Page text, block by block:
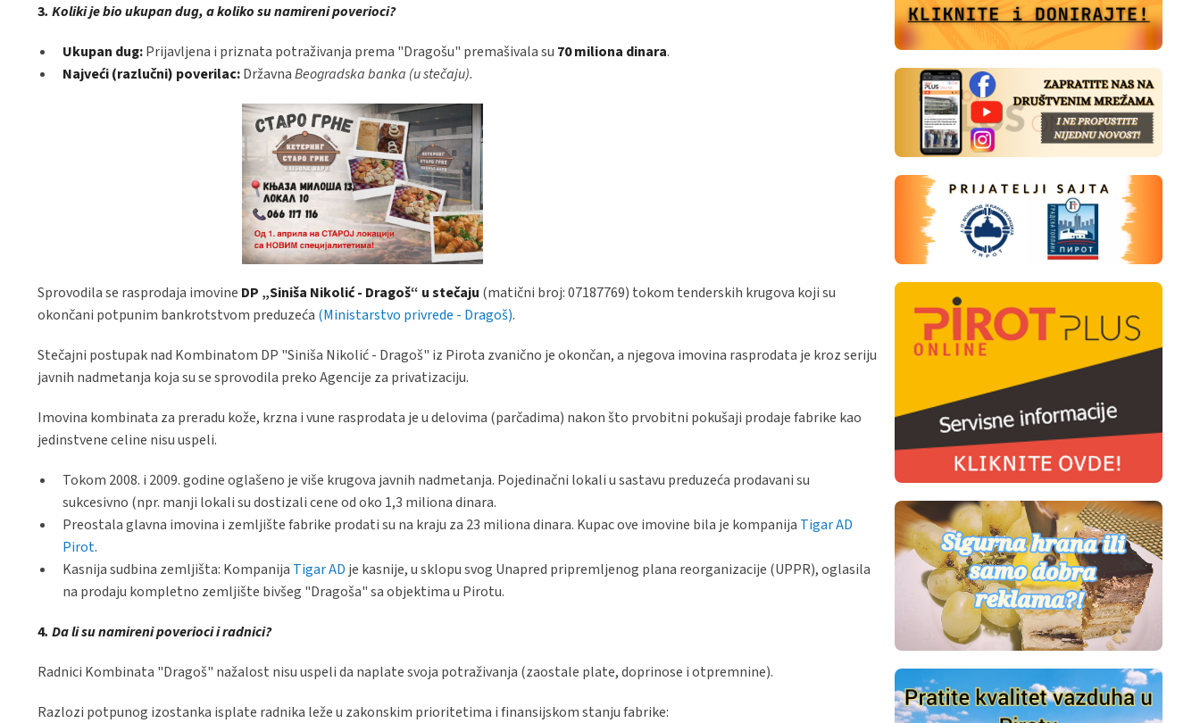
3. Koliki je bio ukupan dug, a koliko su namireni poverioci?
Ukupan dug:Prijavljena i priznata potraživanja prema "Dragošu" premašivala su 70 miliona dinara.
Najveći (razlučni) poverilac:DržavnaBeogradska banka (u stečaju).
Sprovodila se rasprodaja imovine DP „Siniša Nikolić - Dragoš“ u stečaju (matični broj: 07187769) tokom tenderskih krugova koji su
okončani potpunim bankrotstvom preduzeća (Ministarstvo privrede - Dragoš).
Stečajni postupak nad Kombinatom DP "Siniša Nikolić - Dragoš" iz Pirota zvanično je okončan, a njegova imovina rasprodata je kroz seriju
javnih nadmetanja koja su se sprovodila preko Agencije za privatizaciju.
Imovina kombinata za preradu kože, krzna i vune rasprodata je u delovima (parčadima) nakon što prvobitni pokušaji prodaje fabrike kao
jedinstvene celine nisu uspeli.
Tokom 2008. i 2009. godine oglašeno je više krugova javnih nadmetanja. Pojedinačni lokali u sastavu preduzeća prodavani su
sukcesivno (npr. manji lokali su dostizali cene od oko 1,3 miliona dinara.
Preostala glavna imovina i zemljište fabrike prodati su na kraju za 23 miliona dinara. Kupac ove imovine bila je kompanija Tigar AD
Pirot.
Kasnija sudbina zemljišta: Kompanija Tigar AD je kasnije, u sklopu svog Unapred pripremljenog plana reorganizacije (UPPR), oglasila
na prodaju kompletno zemljište bivšeg "Dragoša" sa objektima u Pirotu.
4. Da li su namireni poverioci i radnici?
Radnici Kombinata "Dragoš" nažalost nisu uspeli da naplate svoja potraživanja (zaostale plate, doprinose i otpremnine).
Razlozi potpunog izostanka isplate radnika leže u zakonskim prioritetima i finansijskom stanju fabrike: